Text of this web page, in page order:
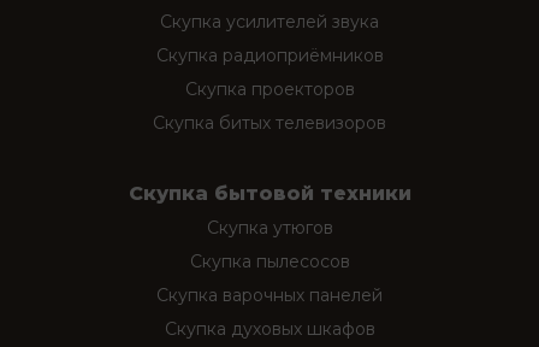
Скупка усилителей звука
Скупка радиоприёмников
Скупка проекторов
Скупка битых телевизоров
Скупка бытовой техники
Скупка утюгов
Скупка пылесосов
Скупка варочных панелей
Скупка духовых шкафов